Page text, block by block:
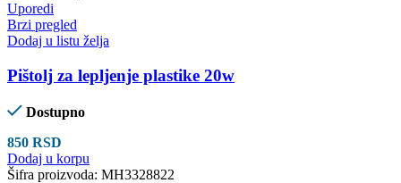
Uporedi
Brzi pregled
Dodaj u listu želja
Pištolj za lepljenje plastike 20w
Dostupno
850 RSD
Dodaj u korpu
Šifra proizvoda: MH3328822